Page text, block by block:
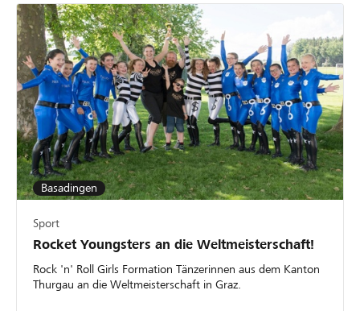
Basadingen
Sport
Rocket Youngsters an die Weltmeisterschaft!
Rock 'n' Roll Girls Formation Tänzerinnen aus dem Kanton
Thurgau an die Weltmeisterschaft in Graz.